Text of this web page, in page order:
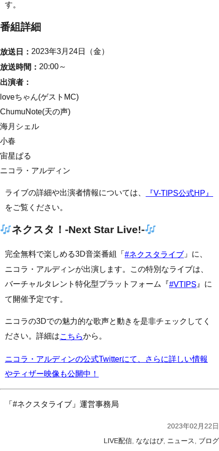
す。
番組詳細
放送日： 2023年3月24日（金）
放送時間： 20:00～
出演者：
loveちゃん(ゲストMC)
ChumuNote(天の声)
海月シェル
小春
宙星ぱる
ニコラ・アルディン
ライブの詳細や出演者情報については、
『V-TIPS公式HP』
をご覧ください。
ネクスタ！-Next Star Live!-
完全無料で楽しめる3D音楽番組「 #ネクスタライブ」に、
ニコラ・アルディンが出演します。この特別なライブは、
バーチャルタレント特化型プラットフォーム『#VTIPS 』に
て開催予定です。
ニコラの3Dでの魅力的な歌声と動きを是非チェックしてく
ださい。詳細はこちらから。
ニコラ・アルディンの公式Twitterにて、さらに詳しい情報
やティザー映像も公開中！
「#ネクスタライブ」運営事務局
2023年02月22日
LIVE配信, ななはぴ, ニュース , ブログ